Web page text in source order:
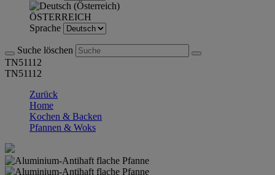
ÖSTERREICH
Sprache
Suche löschen
TN51112
TN51112
Zurück
Home
Kochen & Backen
Pfannen & Woks